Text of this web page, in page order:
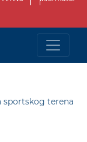
sportskog terena